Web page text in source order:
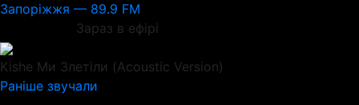
Запоріжжя — 89.9 FM
Зараз в ефірі
Kishe Ми Злетіли (Acoustic Version)
Раніше звучали